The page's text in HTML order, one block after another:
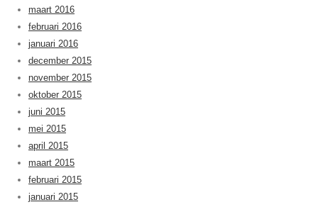
maart 2016
februari 2016
januari 2016
december 2015
november 2015
oktober 2015
juni 2015
mei 2015
april 2015
maart 2015
februari 2015
januari 2015